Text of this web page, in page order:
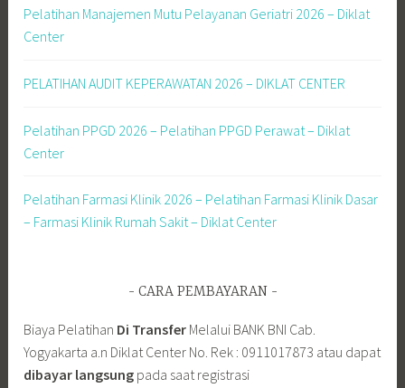
Pelatihan Manajemen Mutu Pelayanan Geriatri 2026 – Diklat
Center
PELATIHAN AUDIT KEPERAWATAN 2026 – DIKLAT CENTER
Pelatihan PPGD 2026 – Pelatihan PPGD Perawat – Diklat
Center
Pelatihan Farmasi Klinik 2026 – Pelatihan Farmasi Klinik Dasar
– Farmasi Klinik Rumah Sakit – Diklat Center
CARA PEMBAYARAN
Biaya Pelatihan Di Transfer Melalui BANK BNI Cab.
Yogyakarta a.n Diklat Center No. Rek : 0911017873 atau dapat
dibayar langsung pada saat registrasi